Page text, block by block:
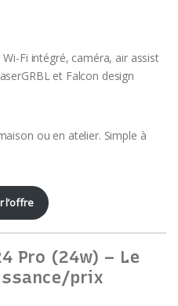
Fi intégré, caméra, air assist
et Falcon design
ou en atelier. Simple à
l’offre
Pro (24w) – Le
prix